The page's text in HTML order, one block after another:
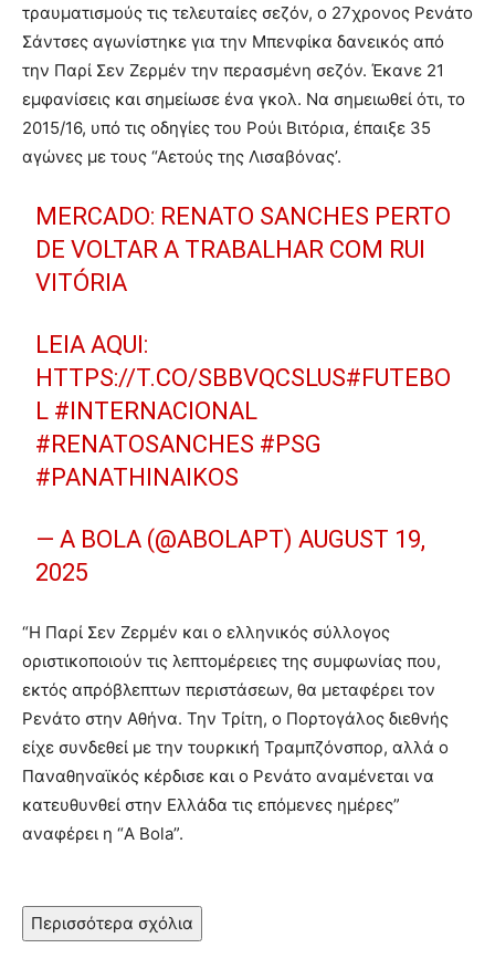
τραυματισμούς τις τελευταίες σεζόν, ο 27χρονος Ρενάτο
Σάντσες αγωνίστηκε για την Μπενφίκα δανεικός από
την Παρί Σεν Ζερμέν την περασμένη σεζόν. Έκανε 21
εμφανίσεις και σημείωσε ένα γκολ. Να σημειωθεί ότι, το
2015/16, υπό τις οδηγίες του Ρούι Βιτόρια, έπαιξε 35
αγώνες με τους “Αετούς της Λισαβόνας’.
MERCADO: RENATO SANCHES PERTO
DE VOLTAR A TRABALHAR COM RUI
VITÓRIA
LEIA AQUI:
HTTPS://T.CO/SBBVQCSLUS#FUTEBO
L #INTERNACIONAL
#RENATOSANCHES #PSG
#PANATHINAIKOS
— A BOLA (@ABOLAPT)AUGUST 19,
2025
“Η Παρί Σεν Ζερμέν και ο ελληνικός σύλλογος
οριστικοποιούν τις λεπτομέρειες της συμφωνίας που,
εκτός απρόβλεπτων περιστάσεων, θα μεταφέρει τον
Ρενάτο στην Αθήνα. Την Τρίτη, ο Πορτογάλος διεθνής
είχε συνδεθεί με την τουρκική Τραμπζόνσπορ, αλλά ο
Παναθηναϊκός κέρδισε και ο Ρενάτο αναμένεται να
κατευθυνθεί στην Ελλάδα τις επόμενες ημέρες”
αναφέρει η “A Bola”.
Περισσότερα σχόλια